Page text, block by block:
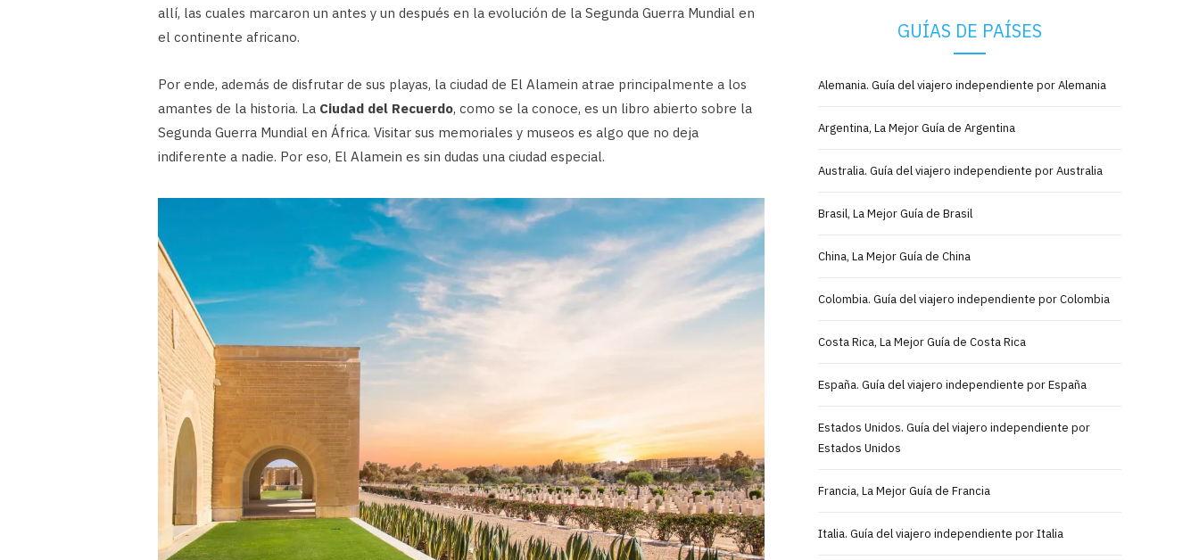
allí, las cuales marcaron un antes y un después en la evolución de la Segunda Guerra Mundial en
el continente africano.
Por ende, además de disfrutar de sus playas, la ciudad de El Alamein atrae principalmente a los
amantes de la historia. La Ciudad del Recuerdo, como se la conoce, es un libro abierto sobre la
Segunda Guerra Mundial en África. Visitar sus memoriales y museos es algo que no deja
indiferente a nadie. Por eso, El Alamein es sin dudas una ciudad especial.
GUÍAS DE PAÍSES
Alemania. Guía del viajero independiente por Alemania
Argentina, La Mejor Guía de Argentina
Australia. Guía del viajero independiente por Australia
Brasil, La Mejor Guía de Brasil
China, La Mejor Guía de China
Colombia. Guía del viajero independiente por Colombia
Costa Rica, La Mejor Guía de Costa Rica
España. Guía del viajero independiente por España
Estados Unidos. Guía del viajero independiente por
Estados Unidos
Francia, La Mejor Guía de Francia
Italia. Guía del viajero independiente por Italia